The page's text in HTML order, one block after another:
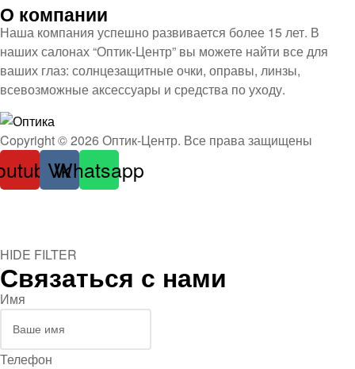
О компании
Наша компания успешно развивается более 15 лет. В
наших салонах “Оптик-Центр” вы можете найти все для
ваших глаз: солнцезащитные очки, оправы, линзы,
всевозможные аксессуары и средства по уходу.
Оптика
Copyright © 2026 Оптик-Центр. Все права защищены
Vk
Whatsapp
HIDE FILTER
Связаться с нами
Имя
Телефон